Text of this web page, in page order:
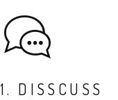
1. DISSCUSS